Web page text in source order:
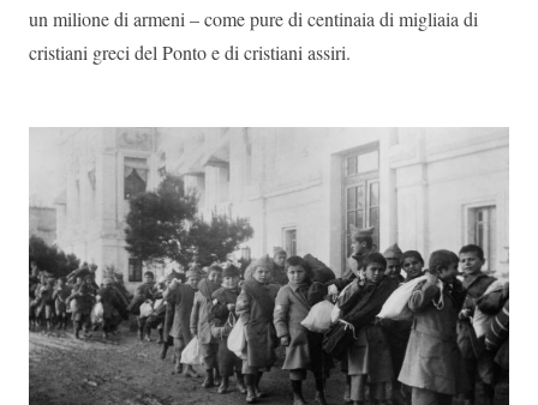
un milione di armeni – come pure di centinaia di migliaia di
cristiani greci del Ponto e di cristiani assiri.